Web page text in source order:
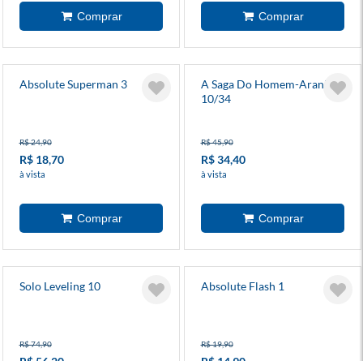
Absolute Superman 3
R$ 24,90
R$ 18,70
à vista
A Saga Do Homem-Aranha
10/34
R$ 45,90
R$ 34,40
à vista
Solo Leveling 10
R$ 74,90
Absolute Flash 1
R$ 19,90